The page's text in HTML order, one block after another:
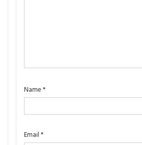
Name *
Email *